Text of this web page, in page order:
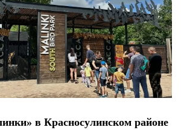
в Красносулинском районе